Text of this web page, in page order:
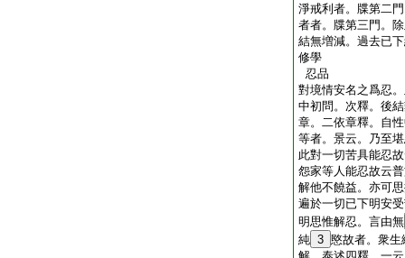
淨戒利者。牒第二
者者。牒第三門。
結無増減。過去已
修學
忍品
對境情安名之爲忍
中初問。次釋。後
章。二依章釋。自
等者。景云。乃至
此對一切苦具能忍
怨家等人能忍故云
解他不饒益。亦可
遍於一切已下明安
明思惟解忍。言由無
純 3 愍故者。衆生